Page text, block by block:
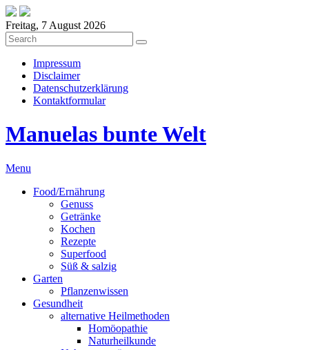
Freitag, 7 August 2026
Impressum
Disclaimer
Datenschutzerklärung
Kontaktformular
Manuelas bunte Welt
Menu
Food/Ernährung
Genuss
Getränke
Kochen
Rezepte
Superfood
Süß & salzig
Garten
Pflanzenwissen
Gesundheit
alternative Heilmethoden
Homöopathie
Naturheilkunde